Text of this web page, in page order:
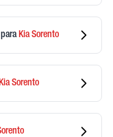
para KiaSorento
KiaSorento